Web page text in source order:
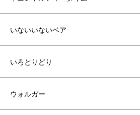
いないいないベア
いろとりどり
ウォルガー